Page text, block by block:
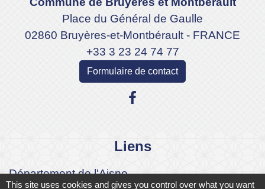
Place du Général de Gaulle
02860 Bruyères-et-Montbérault - FRANCE
+33 3 23 24 74 77
Formulaire de contact
Liens
Département de l'Aisne
This site uses cookies and gives you control over what you want